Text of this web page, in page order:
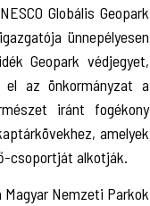
Globális Geopark
ünnepélyesen
Geopark védjegyet,
el az önkormányzat a
iránt fogékony
amelyek
csoportját alkotják.
Nemzeti Parkok